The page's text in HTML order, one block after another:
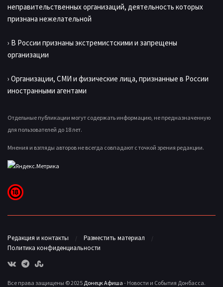
неправительственных организаций, деятельность которых
признана нежелательной
› В России признаны экстремистскими и запрещены
организации
› Организации, СМИ и физические лица, признанные в России
иностранными агентами
Отдельные публикации могут содержать информацию, не предназначенную
для пользователей до 18 лет.
Мнения и взгляды авторов не всегда совпадают с точкой зрения редакции.
Редакция и контакты
Разместить материал
Политика конфиденциальности
Все права защищены © 2025 Донецк Афиша - Новости и События Донбасса.